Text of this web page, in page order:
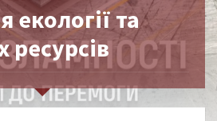
екології та
ресурсів